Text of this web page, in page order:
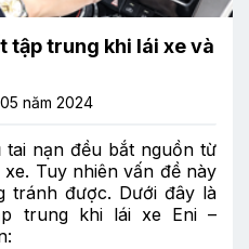
tập trung khi lái xe và
năm 2024
nạn đều bắt nguồn từ
Tuy nhiên vấn đề này
tránh được. Dưới đây là
trung khi lái xe Eni –